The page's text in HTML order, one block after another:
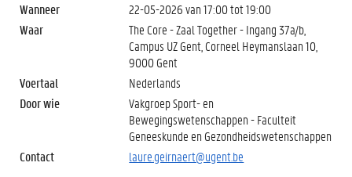
Wanneer
22-05-2026 van17:00tot19:00
Waar
The Core - Zaal Together - Ingang 37a/b,
Campus UZ Gent, Corneel Heymanslaan 10,
9000 Gent
Voertaal
Nederlands
Door wie
Vakgroep Sport- en
Bewegingswetenschappen - Faculteit
Geneeskunde en Gezondheidswetenschappen
Contact
laure.geirnaert@ugent.be